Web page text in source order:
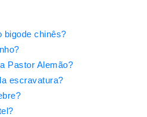
bigode chinês?
Pastor Alemão?
escravatura?